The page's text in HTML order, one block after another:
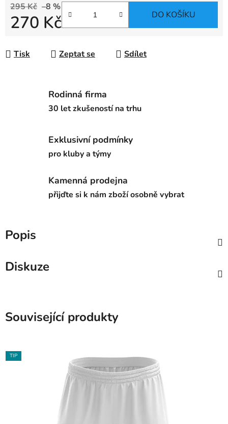
295 Kč –8 %
270 Kč DO KOŠÍKU
Tisk Zeptat se Sdílet
Rodinná firma
30 let zkušeností na trhu
Exklusivní podmínky
pro kluby a týmy
Kamenná prodejna
přijďte si k nám zboží osobně vybrat
Popis
Diskuze
Související produkty
TIP